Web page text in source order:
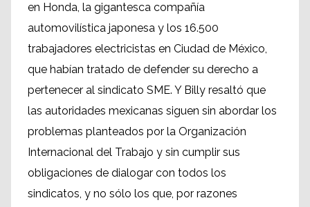
en Honda, la gigantesca compañía
automovilística japonesa y los 16.500
trabajadores electricistas en Ciudad de México,
que habían tratado de defender su derecho a
pertenecer al sindicato SME. Y Billy resaltó que
las autoridades mexicanas siguen sin abordar los
problemas planteados por la Organización
Internacional del Trabajo y sin cumplir sus
obligaciones de dialogar con todos los
sindicatos, y no sólo los que, por razones